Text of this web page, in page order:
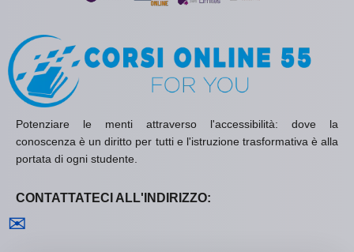
Potenziare le menti attraverso l'accessibilità: dove la
conoscenza è un diritto per tutti e l'istruzione trasformativa è alla
portata di ogni studente.
CONTATTATECI ALL'INDIRIZZO:
✉